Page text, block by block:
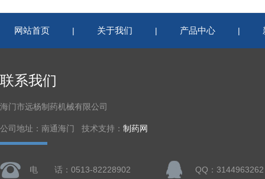
网站首页 | 关于我们 | 产品中心 |
联系我们
海门市远杨制药机械有限公司
公司地址：南通海门 技术支持： 制药网
电 话：0513-82228902 QQ：3144963262